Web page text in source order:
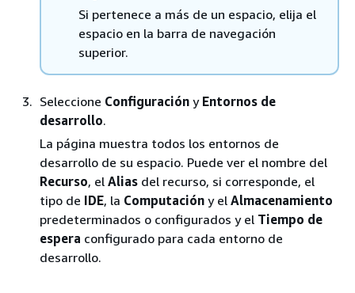
Si pertenece a más de un espacio, elija el
espacio en la barra de navegación
superior.
Seleccione Configuración y Entornos de
desarrollo.
La página muestra todos los entornos de
desarrollo de su espacio. Puede ver el nombre del
Recurso, el Alias del recurso, si corresponde, el
tipo de IDE, la Computación y el Almacenamiento
predeterminados o configurados y el Tiempo de
espera configurado para cada entorno de
desarrollo.